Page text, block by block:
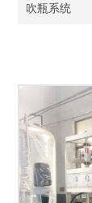
吹瓶系统